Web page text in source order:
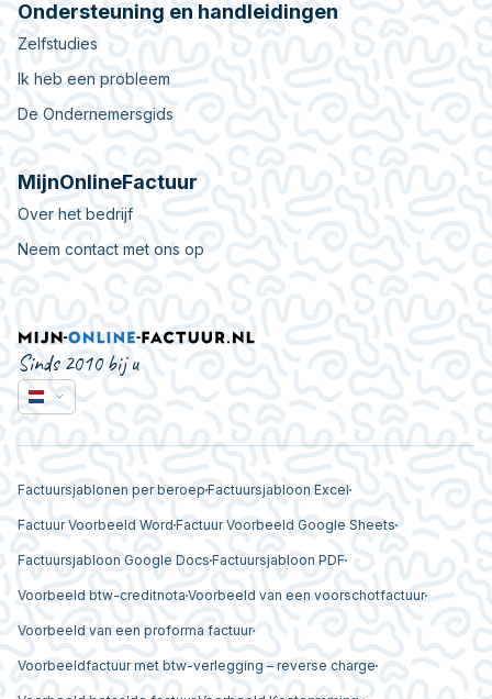
Ondersteuning en handleidingen
Zelfstudies
Ik heb een probleem
De Ondernemersgids
MijnOnlineFactuur
Over het bedrijf
Neem contact met ons op
Sinds 2010 bij u
Factuursjablonen per beroep Factuursjabloon Excel
Factuur Voorbeeld Word Factuur Voorbeeld Google Sheets
Factuursjabloon Google Docs Factuursjabloon PDF
Voorbeeld btw-creditnota Voorbeeld van een voorschotfactuur
Voorbeeld van een proforma factuur
Voorbeeldfactuur met btw-verlegging – reverse charge